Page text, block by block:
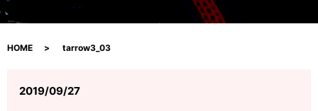
HOME tarrow3_03
2019/09/27